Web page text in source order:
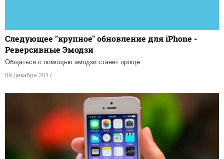
Следующее "крупное" обновление для iPhone -
Реверсивные Эмодзи
Общаться с помощью эмодзи станет проще
09 декабря 2017